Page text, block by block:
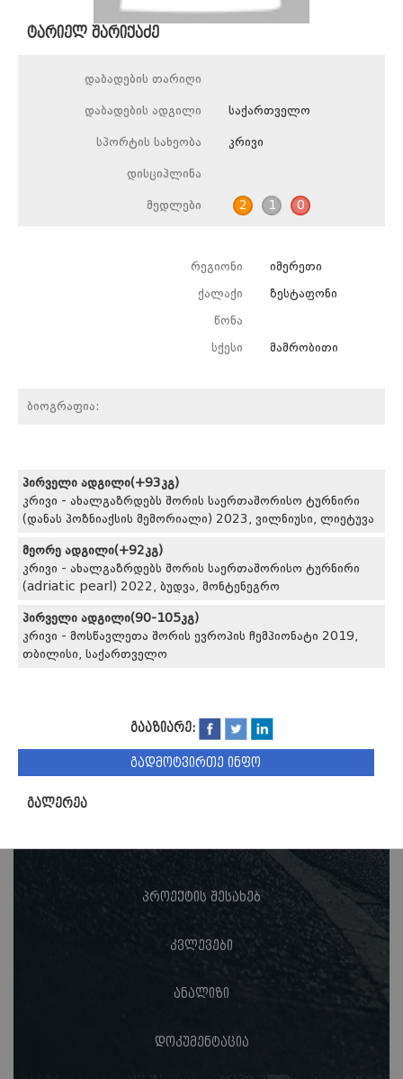
ტარიელ შარიქაძე
დაბადების თარიღი
დაბადების ადგილი საქართველო
სპორტის სახეობა კრივი
დისციპლინა
მედლები 2 1 0
რეგიონი იმერეთი
ქალაქი ზესტაფონი
წონა
სქესი მამრობითი
ბიოგრაფია:
პირველი ადგილი(+93კგ)
კრივი - ახალგაზრდებს შორის საერთაშორისო ტურნირი
(დანას პოზნიაქსის მემორიალი) 2023, ვილნიუსი, ლიეტუვა
მეორე ადგილი(+92კგ)
კრივი - ახალგაზრდებს შორის საერთაშორისო ტურნირი
(adriatic pearl) 2022, ბუდვა, მონტენეგრო
პირველი ადგილი(90-105კგ)
კრივი - მოსწავლეთა შორის ევროპის ჩემპიონატი 2019,
თბილისი, საქართველო
გააზიარე:
გადმოტვირთე ინფო
გალერეა
პროექტის შესახებ
კვლევები
ანალიზი
დოკუმენტაცია